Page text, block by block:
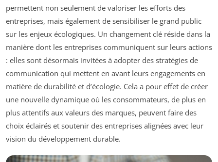
permettent non seulement de valoriser les efforts des
entreprises, mais également de sensibiliser le grand public
sur les enjeux écologiques. Un changement clé réside dans la
manière dont les entreprises communiquent sur leurs actions
: elles sont désormais invitées à adopter des stratégies de
communication qui mettent en avant leurs engagements en
matière de durabilité et d’écologie. Cela a pour effet de créer
une nouvelle dynamique où les consommateurs, de plus en
plus attentifs aux valeurs des marques, peuvent faire des
choix éclairés et soutenir des entreprises alignées avec leur
vision du développement durable.